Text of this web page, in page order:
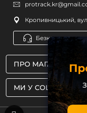
МИ У
ПРО МАГАЗИН
Кропивницький,
Безкоштовна